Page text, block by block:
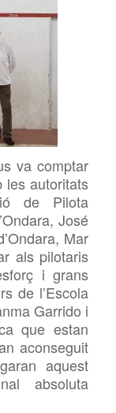
va comptar
les autoritats
de Pilota
José
Mar
als pilotaris
i grans
de l’Escola
Garrido i
que estan
aconseguit
aquest
absoluta